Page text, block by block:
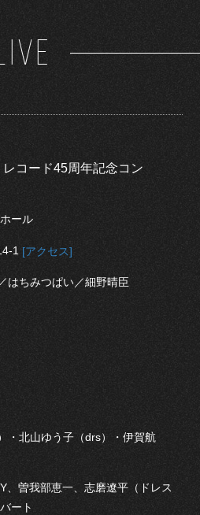
レコード45周年記念コン
ール
1[アクセス]
はちみつぱい／細野晴臣
・北山ゆう子（drs）・伊賀航
、曽我部恵一、志磨遼平（ドレス
ート